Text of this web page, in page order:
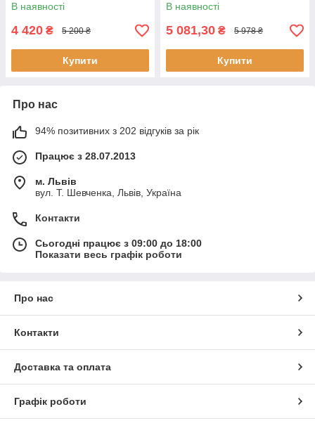
В наявності
4 420 ₴ 5 200 ₴
Купити
В наявності
5 081,30 ₴ 5 978 ₴
Купити
Про нас
94% позитивних з 202 відгуків за рік
Працює з 28.07.2013
м. Львів
вул. Т. Шевченка, Львів, Україна
Контакти
Сьогодні працює з 09:00 до 18:00
Показати весь графік роботи
Про нас
Контакти
Доставка та оплата
Графік роботи